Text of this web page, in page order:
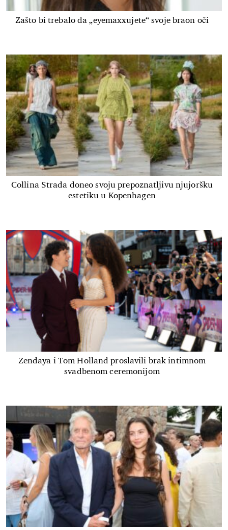
Zašto bi trebalo da „eyemaxxujete“ svoje braon oči
Collina Strada doneo svoju prepoznatljivu njujoršku
estetiku u Kopenhagen
Zendaya i Tom Holland proslavili brak intimnom
svadbenom ceremonijom